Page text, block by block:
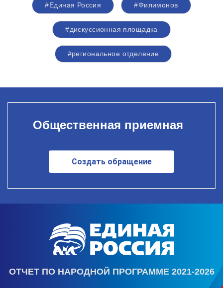
#Единая Россия #Филимонов
#дискуссионная площадка
#региональное отделение
Общественная приемная
Создать обращение
ОТЧЕТ ПО НАРОДНОЙ ПРОГРАММЕ 2021-2026